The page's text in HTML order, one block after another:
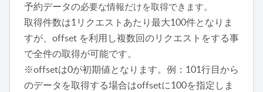
予約データの必要な情報だけを取得できます。
取得件数は1リクエストあたり最大100件となりま
すが、offset を利用し複数回のリクエストをする事
で全件の取得が可能です。
※offsetは0が初期値となります。例：101行目から
のデータを取得する場合はoffsetに100を指定しま